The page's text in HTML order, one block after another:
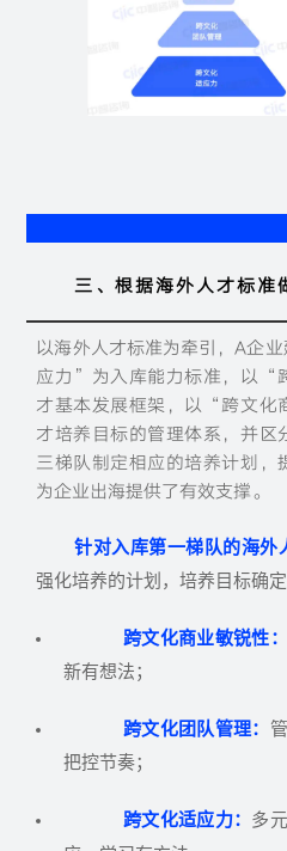
三、根据海外人才标准
以海外人才标准为牵引，A企
应力”为入库能力标准，以“
才基本发展框架，以“跨文化
才培养目标的管理体系，并区
三梯队制定相应的培养计划，
为企业出海提供了有效支撑。
针对入库第一梯队的海外
强化培养的计划，培养目标确
跨文化商业敏锐性：
新有想法；
跨文化团队管理：
把控节奏；
跨文化适应力： 多